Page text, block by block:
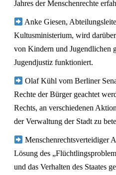
Jahres der Menschenrechte
Anke Giesen,
Kultusministerium, wird
von Kindern und Jugendlichen
Jugendjustiz funktioniert.
Olaf Kühl vom Berliner
Rechte der Bürger geachtet
Rechts, an verschiedenen
der Verwaltung der Stadt zu
Menschenrechtsverteidiger
Lösung des
und das Verhalten des Staates